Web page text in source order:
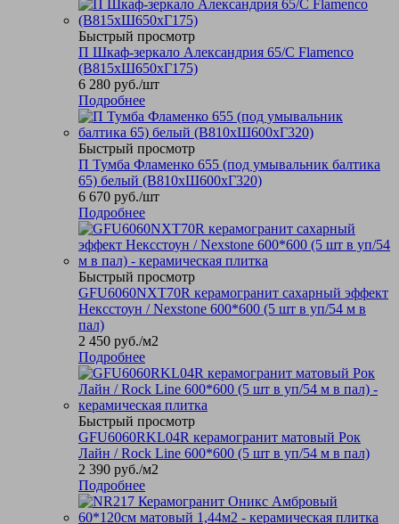
Быстрый просмотр
П Шкаф-зеркало Александрия 65/С Flamenco
(В815хШ650хГ175)
6 280 руб./шт
Подробнее
Быстрый просмотр
П Тумба Фламенко 655 (под умывальник балтика
65) белый (В810хШ600хГ320)
6 670 руб./шт
Подробнее
Быстрый просмотр
GFU6060NXT70R керамогранит сахарный эффект
Нексстоун / Nexstone 600*600 (5 шт в уп/54 м в
пал)
2 450 руб./м2
Подробнее
Быстрый просмотр
GFU6060RKL04R керамогранит матовый Рок
Лайн / Rock Line 600*600 (5 шт в уп/54 м в пал)
2 390 руб./м2
Подробнее